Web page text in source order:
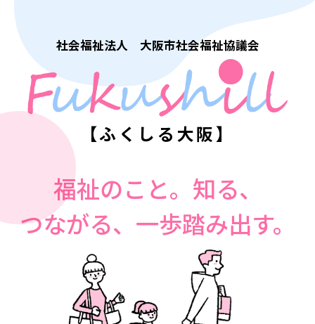
社会福祉法人 大阪市社会福祉協議会
【ふくしる大阪】
福祉のこと。知る、
つながる、一歩踏み出す。